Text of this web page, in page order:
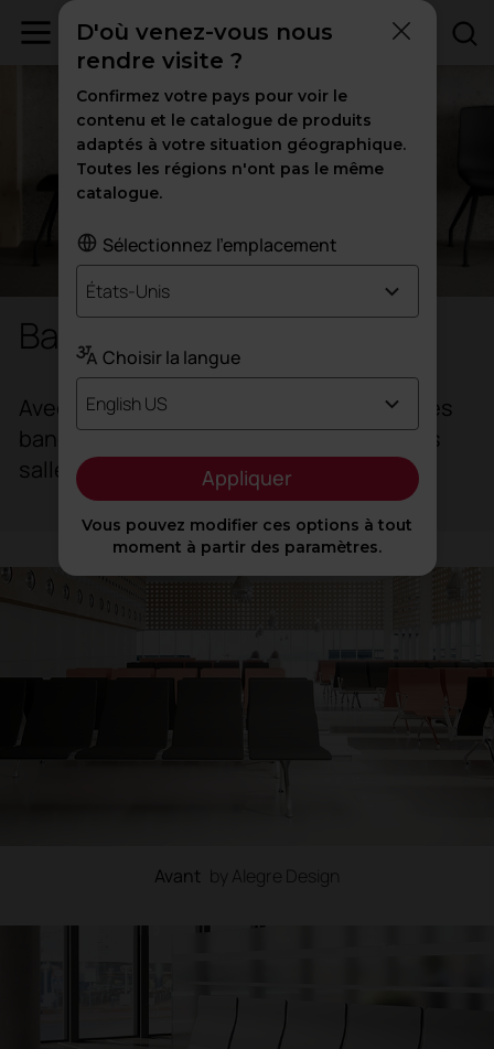
Banquettes d'attente
Avec un design qui privilégie le confort, les
banquettes sont idéales pour équiper les
salles d'attente et les lieux de passage.
Avant by Alegre Design
D'où venez-vous nous
rendre visite ?
Confirmez votre pays pour voir le
contenu et le catalogue de produits
adaptés à votre situation géographique.
Toutes les régions n'ont pas le même
catalogue.
Sélectionnez l'emplacement
États-Unis
Choisir la langue
English US
Appliquer
Vous pouvez modifier ces options à tout
moment à partir des paramètres.